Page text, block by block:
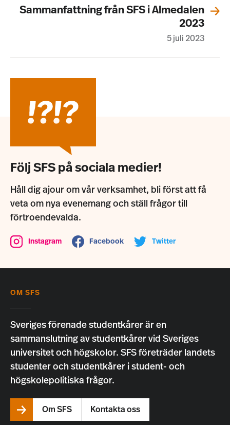
Sammanfattning från SFS i Almedalen
2023
5 juli 2023
Följ SFS på sociala medier!
Håll dig ajour om vår verksamhet, bli först att få
veta om nya evenemang och ställ frågor till
förtroendevalda.
Instagram Facebook Twitter
OM SFS
Sveriges förenade studentkårer är en
sammanslutning av studentkårer vid Sveriges
universitet och högskolor. SFS företräder landets
studenter och studentkårer i student- och
högskolepolitiska frågor.
Om SFS Kontakta oss